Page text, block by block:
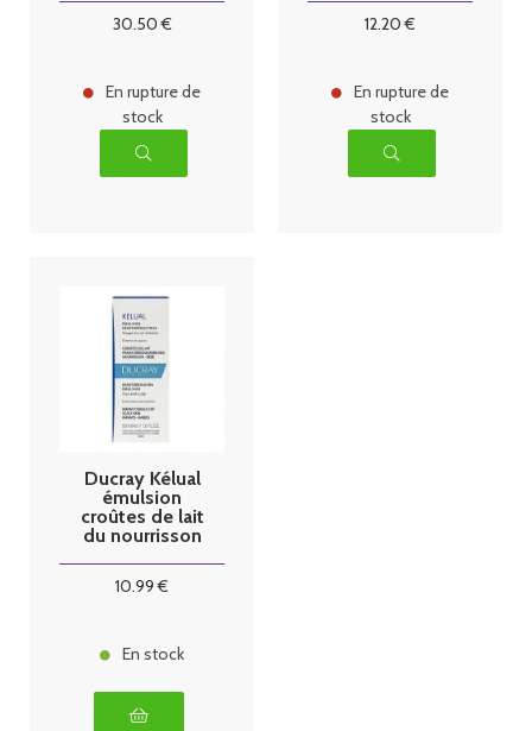
30.50€
En rupture de
stock
12.20 €
En rupture de
stock
Ducray Kélual
émulsion
croûtes de lait
du nourrisson
10.99 €
En stock